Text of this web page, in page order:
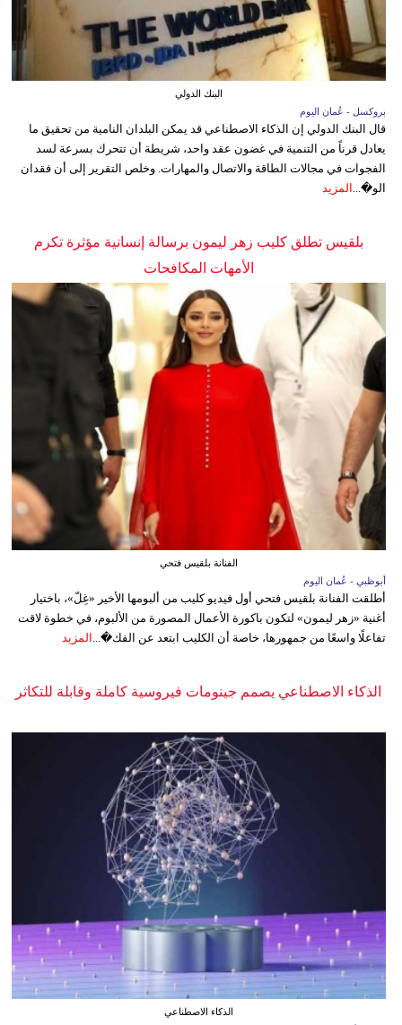
البنك الدولي
بروكسل - عُمان اليوم
قال البنك الدولي إن الذكاء الاصطناعي قد يمكن البلدان النامية من تحقيق ما
يعادل قرناً من التنمية في غضون عقد واحد، شريطة أن تتحرك بسرعة لسد
الفجوات في مجالات الطاقة والاتصال والمهارات. وخلص التقرير إلى أن فقدان
الو�...
المزيد
بلقيس تطلق كليب زهر ليمون برسالة إنسانية مؤثرة تكرم
الأمهات المكافحات
الفنانة بلقيس فتحي
أبوظبي - عُمان اليوم
أطلقت الفنانة بلقيس فتحي أول فيديو كليب من ألبومها الأخير «غِلّ»، باختيار
أغنية «زهر ليمون» لتكون باكورة الأعمال المصورة من الألبوم، في خطوة لاقت
تفاعلًا واسعًا من جمهورها، خاصة أن الكليب ابتعد عن الفك�... المزيد
الذكاء الاصطناعي يصمم جينومات فيروسية كاملة وقابلة للتكاثر
الذكاء الاصطناعي